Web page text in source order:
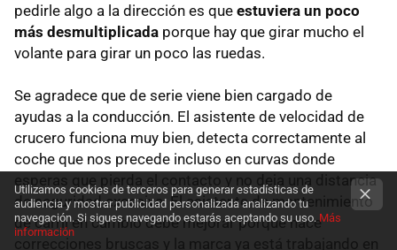
pedirle algo a la dirección es que estuviera un poco
más desmultiplicada porque hay que girar mucho el
volante para girar un poco las ruedas.
Se agradece que de serie viene bien cargado de
ayudas a la conducción. El asistente de velocidad de
crucero funciona muy bien, detecta correctamente al
coche que nos precede incluso en curvas donde
esperas que pierda el contacto y no deja una distancia
de seguridad excesiva. El asistente de mantenimiento
de carril en cambio debe mejorar porque hace
correcciones bruscas y la marca ya está trabajando en
Utilizamos cookies de terceros para generar estadísticas de
audiencia y mostrar publicidad personalizada analizando tu
navegación. Si sigues navegando estarás aceptando su uso.Más
información